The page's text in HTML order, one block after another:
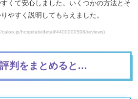
くて安心しました。いくつかの方法とそ
やすく説明してもらえました。
caloo.jp/hospitals/detail/4400000508/reviews)
判をまとめると…